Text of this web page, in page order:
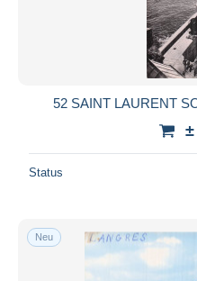
52 SAINT LAURENT
Status
Neu